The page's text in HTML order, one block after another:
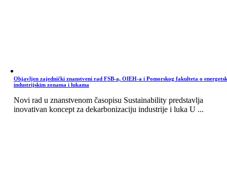
Objavljen zajednički znanstveni rad FSB-a, OIEH-a i Pomorskog fakulteta o
industrijskim zonama i lukama
Novi rad u znanstvenom časopisu Sustainability predstavlja
inovativan koncept za dekarbonizaciju industrije i luka U ...